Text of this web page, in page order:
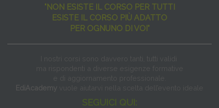
"NON ESISTE IL CORSO PER TUTTI
ESISTE IL CORSO PIÙ ADATTO
PER OGNUNO DI VOI"
I nostri corsi sono davvero tanti, tutti validi
ma rispondenti a diverse esigenze formative
e di aggiornamento professionale.
EdiAcademy vuole aiutarvi nella scelta dell’evento ideale
SEGUICI QUI: